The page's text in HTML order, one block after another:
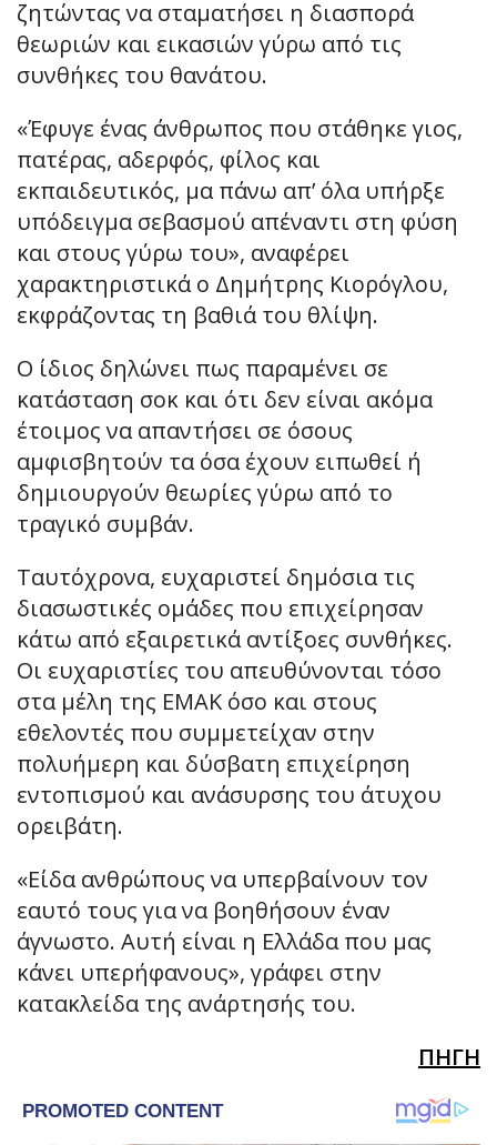
ζητώντας να σταματήσει η διασπορά
θεωριών και εικασιών γύρω από τις
συνθήκες του θανάτου.
«Έφυγε ένας άνθρωπος που στάθηκε γιος,
πατέρας, αδερφός, φίλος και
εκπαιδευτικός, μα πάνω απ’ όλα υπήρξε
υπόδειγμα σεβασμού απέναντι στη φύση
και στους γύρω του», αναφέρει
χαρακτηριστικά ο Δημήτρης Κιορόγλου,
εκφράζοντας τη βαθιά του θλίψη.
Ο ίδιος δηλώνει πως παραμένει σε
κατάσταση σοκ και ότι δεν είναι ακόμα
έτοιμος να απαντήσει σε όσους
αμφισβητούν τα όσα έχουν ειπωθεί ή
δημιουργούν θεωρίες γύρω από το
τραγικό συμβάν.
Ταυτόχρονα, ευχαριστεί δημόσια τις
διασωστικές ομάδες που επιχείρησαν
κάτω από εξαιρετικά αντίξοες συνθήκες.
Οι ευχαριστίες του απευθύνονται τόσο
στα μέλη της ΕΜΑΚ όσο και στους
εθελοντές που συμμετείχαν στην
πολυήμερη και δύσβατη επιχείρηση
εντοπισμού και ανάσυρσης του άτυχου
ορειβάτη.
«Είδα ανθρώπους να υπερβαίνουν τον
εαυτό τους για να βοηθήσουν έναν
άγνωστο. Αυτή είναι η Ελλάδα που μας
κάνει υπερήφανους», γράφει στην
κατακλείδα της ανάρτησής του.
ΠΗΓΗ